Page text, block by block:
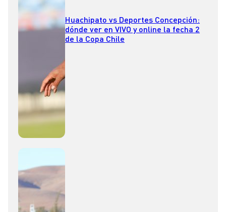
Huachipato vs Deportes Concepción:
dónde ver en VIVO y online la fecha 2
de la Copa Chile